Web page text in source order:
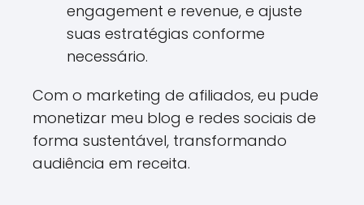
engagement e revenue, e ajuste
suas estratégias conforme
necessário.
Com o marketing de afiliados, eu pude
monetizar meu blog e redes sociais de
forma sustentável, transformando
audiência em receita.